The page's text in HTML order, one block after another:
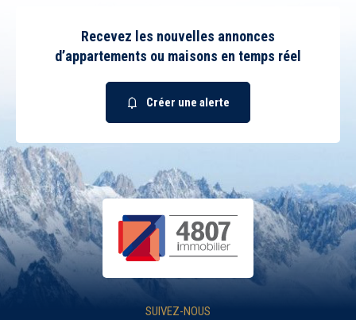
Recevez les nouvelles annonces
d’appartements ou maisons en temps réel
Créer une alerte
SUIVEZ-NOUS